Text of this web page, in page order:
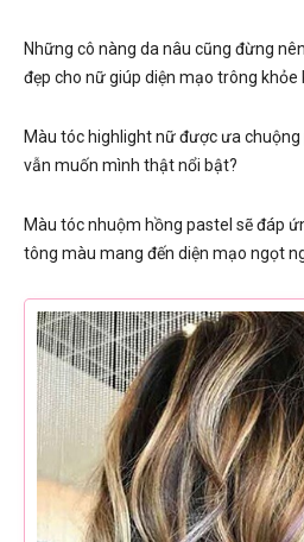
Những cô nàng da nâu cũng đừng
đẹp cho nữ giúp diện mạo trông khỏe
Màu tóc highlight nữ được ưa
vẫn muốn mình thật nổi bật?
Màu tóc nhuộm hồng pastel sẽ đáp
tông màu mang đến diện mạo ngọt